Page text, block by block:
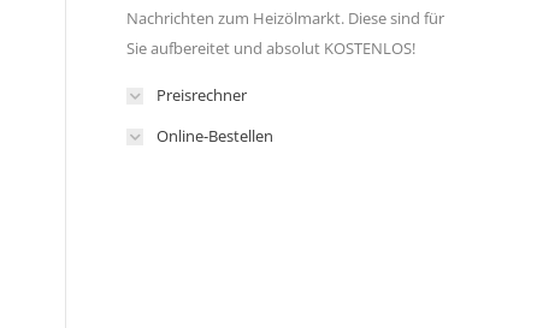
Nachrichten zum Heizölmarkt. Diese sind für
Sie aufbereitet und absolut KOSTENLOS!
Preisrechner
Online-Bestellen